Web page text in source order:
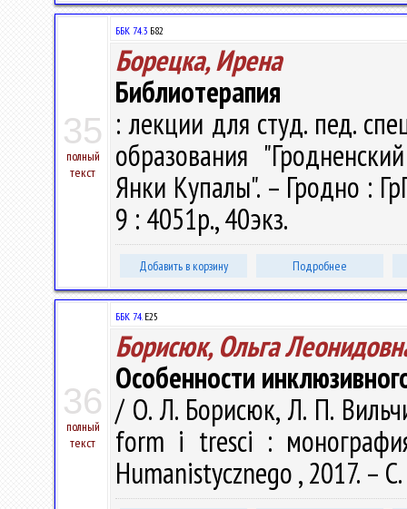
35
полный
текст
ББК 74.3 Б82
Борецка, Ирена
Библиотерапия
: лекции для студ. пед.
образования
Янки Купалы". – Гродно :
9 : 4051р., 40экз.
Добавить в корзину Подробнее
36
полный
текст
ББК 74.E25
Борисюк, Ольга
Особенности
/ О. Л. Борисюк, Л. П.
form i tresci :
Humanistycznego , 2017. –